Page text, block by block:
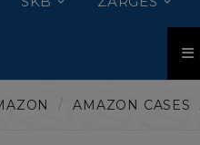
AMAZON CASES